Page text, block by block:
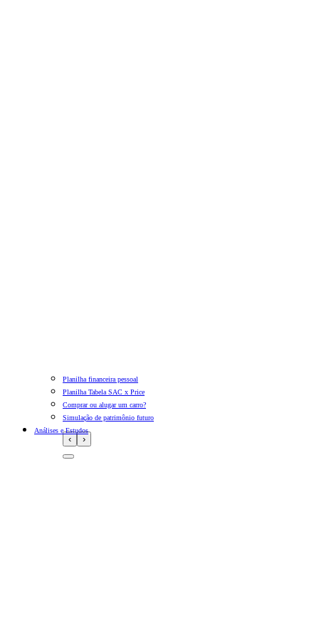
‹ ›
Planilha financeira pessoal
Planilha Tabela SAC x Price
Comprar ou alugar um carro?
Simulação de patrimônio futuro
Análises e Estudos